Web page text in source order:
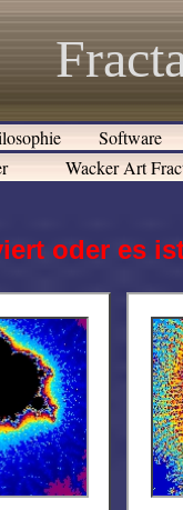
Software
Wacker Art
oder es